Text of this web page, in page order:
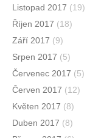
Listopad 2017 (19)
Říjen 2017 (18)
Září 2017 (9)
Srpen 2017 (5)
Červenec 2017 (5)
Červen 2017 (12)
Květen 2017 (8)
Duben 2017 (8)